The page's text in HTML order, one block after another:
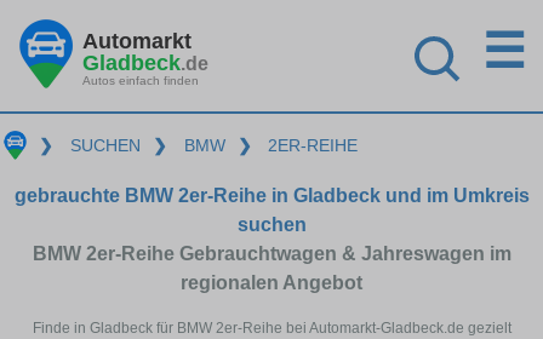
Automarkt
Gladbeck.de
Autos einfach finden
☰
❯ SUCHEN ❯ BMW ❯ 2ER-REIHE
gebrauchte BMW 2er-Reihe in Gladbeck und im Umkreis
suchen
BMW 2er-Reihe Gebrauchtwagen & Jahreswagen im
regionalen Angebot
Finde in Gladbeck für BMW 2er-Reihe bei Automarkt-Gladbeck.de gezielt